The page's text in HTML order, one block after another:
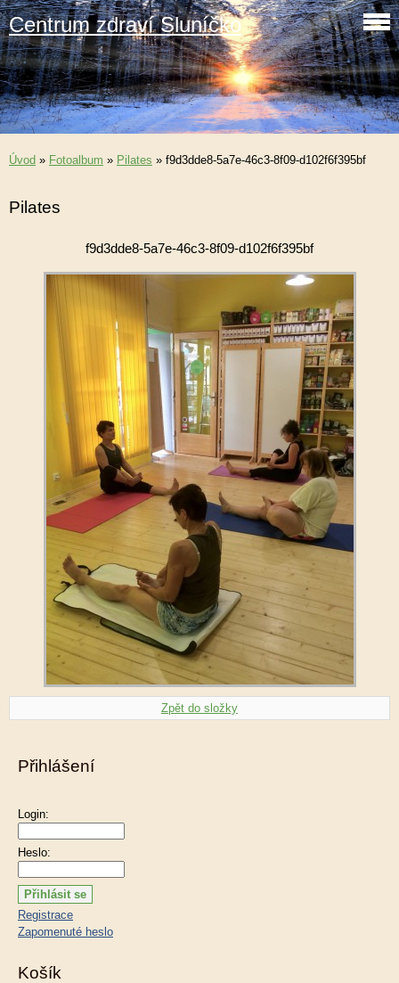
Centrum zdraví Sluníčko
Úvod » Fotoalbum » Pilates » f9d3dde8-5a7e-46c3-8f09-d102f6f395bf
Pilates
f9d3dde8-5a7e-46c3-8f09-d102f6f395bf
Zpět do složky
Přihlášení
Login:
Heslo:
Registrace
Zapomenuté heslo
Košík